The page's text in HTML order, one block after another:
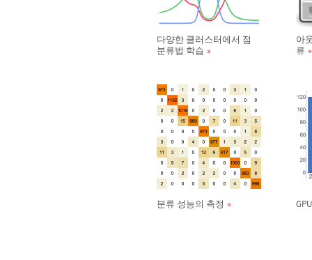
다양한 클러스터에서 점
분류법 학습
아
류
분류 성능의 측정